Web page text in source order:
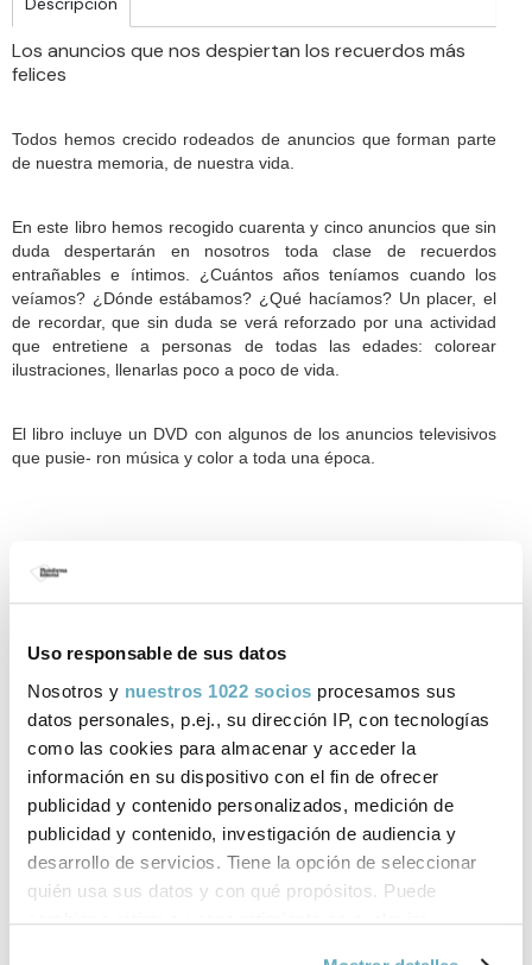
Uso responsable de sus datos
Nosotros y nuestros 1022 socios procesamos sus
datos personales, p.ej., su dirección IP, con tecnologías
como las cookies para almacenar y acceder la
información en su dispositivo con el fin de ofrecer
publicidad y contenido personalizados, medición de
publicidad y contenido, investigación de audiencia y
desarrollo de servicios. Tiene la opción de seleccionar
quién usa sus datos y con qué propósitos. Puede
cambiar o retirar su consentimiento en cualquier
Los anuncios que nos despiertan los recuerdos más
felices
Todos hemos crecido rodeados de anuncios que forman parte
de nuestra memoria, de nuestra vida.
En este libro hemos recogido cuarenta y cinco anuncios que sin
duda despertarán en nosotros toda clase de recuerdos
entrañables e íntimos. ¿Cuántos años teníamos cuando los
veíamos? ¿Dónde estábamos? ¿Qué hacíamos? Un placer, el
de recordar, que sin duda se verá reforzado por una actividad
que entretiene a personas de todas las edades: colorear
ilustraciones, llenarlas poco a poco de vida.
El libro incluye un DVD con algunos de los anuncios televisivos
que pusie- ron música y color a toda una época.
Opciones de compra:
Todos tus libros
Comprar ahora
Gastos de envío gratis a España. Envío 3-4 días laborables para península y
Baleares. Sujeto a disponibilidad.
Ficha técnica